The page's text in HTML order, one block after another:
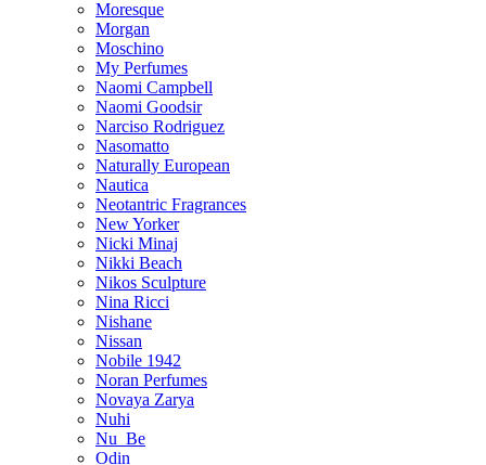
Moresque
Morgan
Moschino
My Perfumes
Naomi Campbell
Naomi Goodsir
Narciso Rodriguez
Nasomatto
Naturally European
Nautica
Neotantric Fragrances
New Yorker
Nicki Minaj
Nikki Beach
Nikos Sculpture
Nina Ricci
Nishane
Nissan
Nobile 1942
Noran Perfumes
Novaya Zarya
Nuhi
Nu_Be
Odin